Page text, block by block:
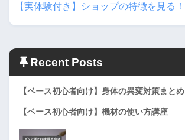
【実体験付き】ショップの特徴を見る！
Recent Posts
【ベース初心者向け】身体の異変対策まとめ
【ベース初心者向け】機材の使い方講座